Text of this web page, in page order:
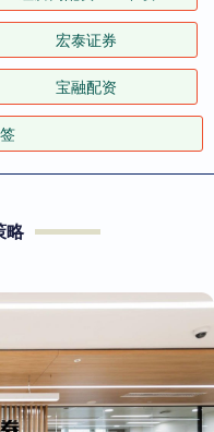
宏泰证券
宝融配资
略